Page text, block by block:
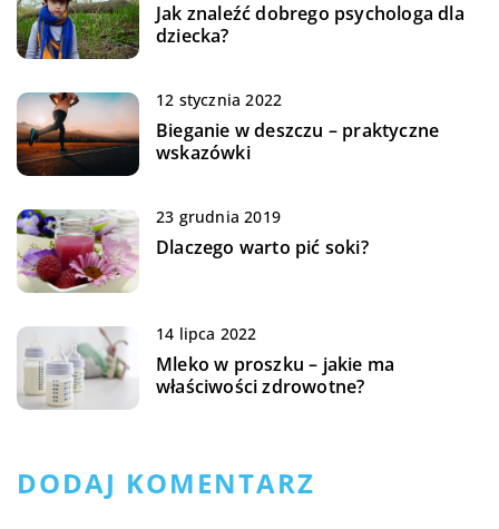
Jak znaleźć dobrego psychologa dla
dziecka?
12 stycznia 2022
Bieganie w deszczu – praktyczne
wskazówki
23 grudnia 2019
Dlaczego warto pić soki?
14 lipca 2022
Mleko w proszku – jakie ma
właściwości zdrowotne?
DODAJ KOMENTARZ